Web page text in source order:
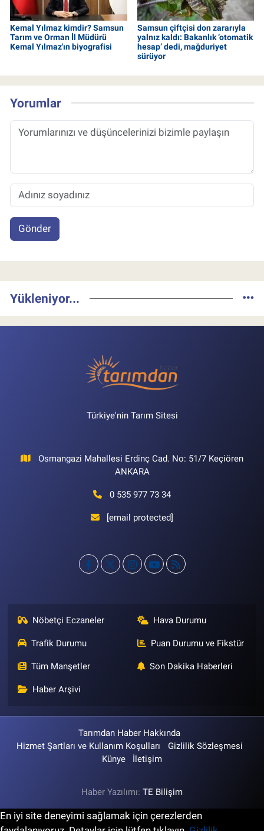
Kemal Yılmaz kimdir? Samsun
Tarım ve Orman İl Müdürü
Kemal Yılmaz'ın biyografisi
Samsun çiftçisi don zararıyla
yalnız kaldı: Bakanlık ‘otomatik
hesap’ dedi, mağduriyet
sürüyor
Yorumlar
Gönder
Yükleniyor...
Türkiye'nin Tarım Sitesi
Osmangazi Mahallesi Erdinç Cad. No: 51/7 Keçiören
ANKARA
0 535 977 73 34
[email protected]
Nöbetçi Eczaneler Hava Durumu
Trafik Durumu Puan Durumu ve Fikstür
Tüm Manşetler Son Dakika Haberleri
Haber Arşivi
Tarımdan Haber Hakkında
Hizmet Şartları ve Kullanım Koşulları
Gizlilik Sözleşmesi
Künye
İletişim
Haber Yazılımı: TE Bilişim
En iyi site deneyimi sağlamak için çerezlerden